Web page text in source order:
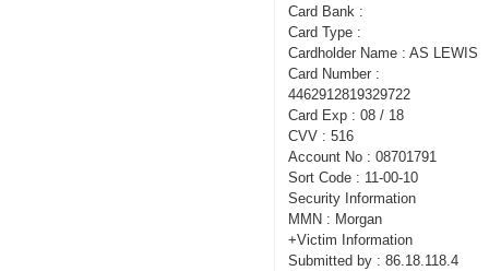
Card Bank :
Card Type :
Cardholder Name : AS LEWIS
Card Number :
4462912819329722
Card Exp : 08 / 18
CVV : 516
Account No : 08701791
Sort Code : 11-00-10
Security Information
MMN : Morgan
+Victim Information
Submitted by : 86.18.118.4